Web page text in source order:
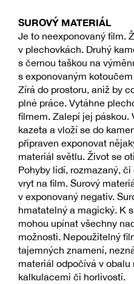
SUROVÝ MATERIÁL
Je to neexponovaný film.
v plechovkách. Druhý
s černou taškou na
s exponovaným
Zírá do prostoru, aniž by
plné práce. Vytáhne
filmem. Zalepí jej páskou.
kazeta a vloží se do
připraven exponovat
materiál světlu. Život se
Pohyby lidí, rozmazaný,
vryt na film. Surový
v exponovaný negativ.
hmatatelný a magický. K
mohou upínat všechny
možnosti. Nepoužitelný
tajemných znamení,
materiál odpočívá v
kalkulacemi či horlivostí.